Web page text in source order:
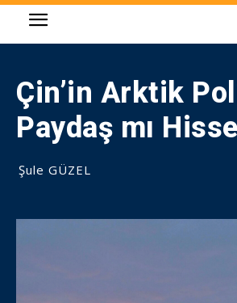
Çin’in Arktik
Paydaş mı
Şule GÜZEL